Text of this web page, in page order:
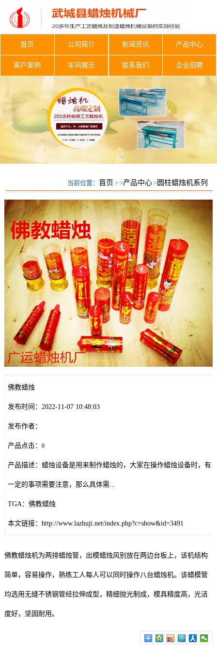
首页 公司简介 新闻资讯 产品中心
客户案例 车间展示 联系我们 企业招聘
当前位置： 首页 > >产品中心 > 圆柱蜡烛机系列
圆柱蜡烛机系列
佛教蜡烛
发布时间：2022-11-07 10:48:03
发布作者：
产品点击： 0
产品描述：蜡烛设备是用来制作蜡烛的，大家在操作蜡烛设备时，有
一定的事项需要注意，那么具体需...
TGA：佛教蜡烛
本文链接：http://www.lazhuji.net/index.php?c=show&id=3491
佛教蜡烛机为两排蜡烛管，出模蜡烛风别放在两边台板上，该机结构
简单，容易操作，熟练工人每人可以同时操作八台蜡烛机。该蜡模管
均选用无缝不锈钢管经拉伸成型，精细抛光制成，模具精度高，光洁
度好，坚固耐用。